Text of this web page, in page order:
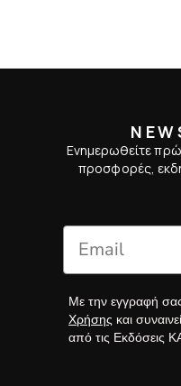
Ενημερωθείτε
προσφορές,
Με την εγγραφή
Χρήσης και
από τις Εκδόσεις